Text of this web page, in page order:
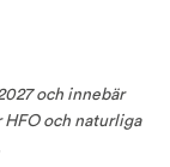
och innebär
och naturliga